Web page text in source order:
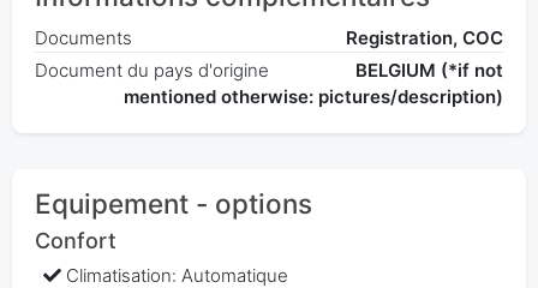
Documents
Registration, COC
Document du pays d'origine
BELGIUM (*if not
mentioned otherwise: pictures/description)
Equipement - options
Confort
Climatisation: Automatique